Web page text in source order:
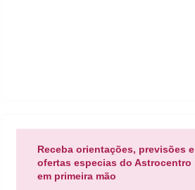
Receba orientações, previsões e
ofertas especias do Astrocentro
em primeira mão